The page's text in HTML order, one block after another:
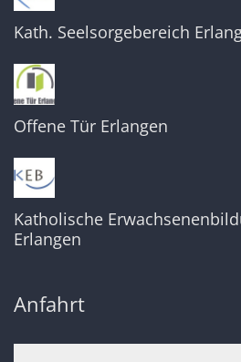
Kath. Seelsorgebereich
Offene Tür Erlangen
Katholische
Erlangen
Anfahrt